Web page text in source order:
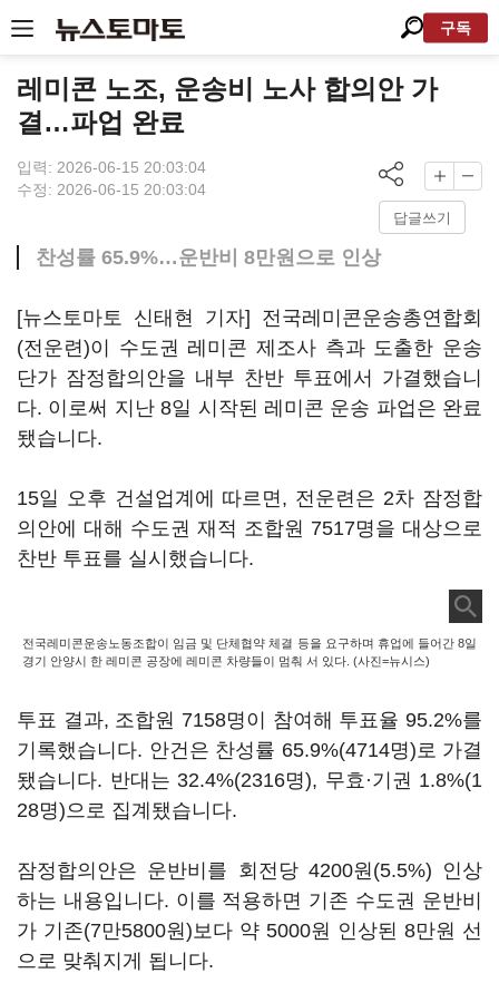
구독
레미콘 노조, 운송비 노사 합의안 가
결…파업 완료
입력: 2026-06-15 20:03:04
수정: 2026-06-15 20:03:04
답글쓰기
찬성률 65.9%…운반비 8만원으로 인상
[뉴스토마토 신태현 기자] 전국레미콘운송총연합회
(전운련)이 수도권 레미콘 제조사 측과 도출한 운송
단가 잠정합의안을 내부 찬반 투표에서 가결했습니
다. 이로써 지난 8일 시작된 레미콘 운송 파업은 완료
됐습니다.
15일 오후 건설업계에 따르면, 전운련은 2차 잠정합
의안에 대해 수도권 재적 조합원 7517명을 대상으로
찬반 투표를 실시했습니다.
전국레미콘운송노동조합이 임금 및 단체협약 체결 등을 요구하며 휴업에 들어간 8일
경기 안양시 한 레미콘 공장에 레미콘 차량들이 멈춰 서 있다. (사진=뉴시스)
투표 결과, 조합원 7158명이 참여해 투표율 95.2%를
기록했습니다. 안건은 찬성률 65.9%(4714명)로 가결
됐습니다. 반대는 32.4%(2316명), 무효·기권 1.8%(1
28명)으로 집계됐습니다.
잠정합의안은 운반비를 회전당 4200원(5.5%) 인상
하는 내용입니다. 이를 적용하면 기존 수도권 운반비
가 기존(7만5800원)보다 약 5000원 인상된 8만원 선
으로 맞춰지게 됩니다.